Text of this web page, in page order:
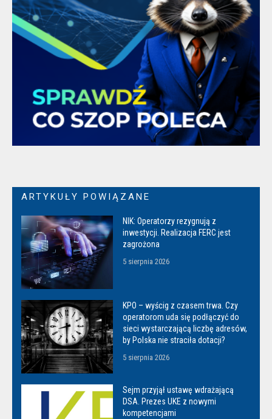
ARTYKUŁY POWIĄZANE
NIK: Operatorzy rezygnują z
inwestycji. Realizacja FERC jest
zagrożona
5 sierpnia 2026
KPO – wyścig z czasem trwa. Czy
operatorom uda się podłączyć do
sieci wystarczającą liczbę adresów,
by Polska nie straciła dotacji?
5 sierpnia 2026
Sejm przyjął ustawę wdrażającą
DSA. Prezes UKE z nowymi
kompetencjami